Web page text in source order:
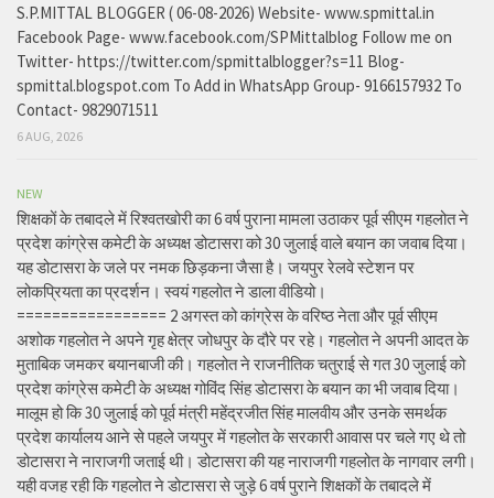
S.P.MITTAL BLOGGER ( 06-08-2026) Website- www.spmittal.in
Facebook Page- www.facebook.com/SPMittalblog Follow me on
Twitter- https://twitter.com/spmittalblogger?s=11 Blog-
spmittal.blogspot.com To Add in WhatsApp Group- 9166157932 To
Contact- 9829071511
6 AUG, 2026
NEW
शिक्षकों के तबादले में रिश्वतखोरी का 6 वर्ष पुराना मामला उठाकर पूर्व सीएम गहलोत ने
प्रदेश कांग्रेस कमेटी के अध्यक्ष डोटासरा को 30 जुलाई वाले बयान का जवाब दिया।
यह डोटासरा के जले पर नमक छिड़कना जैसा है। जयपुर रेलवे स्टेशन पर
लोकप्रियता का प्रदर्शन। स्वयं गहलोत ने डाला वीडियो।
================= 2 अगस्त को कांग्रेस के वरिष्ठ नेता और पूर्व सीएम
अशोक गहलोत ने अपने गृह क्षेत्र जोधपुर के दौरे पर रहे। गहलोत ने अपनी आदत के
मुताबिक जमकर बयानबाजी की। गहलोत ने राजनीतिक चतुराई से गत 30 जुलाई को
प्रदेश कांग्रेस कमेटी के अध्यक्ष गोविंद सिंह डोटासरा के बयान का भी जवाब दिया।
मालूम हो कि 30 जुलाई को पूर्व मंत्री महेंद्रजीत सिंह मालवीय और उनके समर्थक
प्रदेश कार्यालय आने से पहले जयपुर में गहलोत के सरकारी आवास पर चले गए थे तो
डोटासरा ने नाराजगी जताई थी। डोटासरा की यह नाराजगी गहलोत के नागवार लगी।
यही वजह रही कि गहलोत ने डोटासरा से जुड़े 6 वर्ष पुराने शिक्षकों के तबादले में